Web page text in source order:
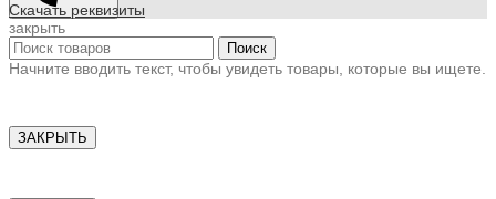
Скачать реквизиты
закрыть
Поиск
Начните вводить текст, чтобы увидеть товары, которые вы ищете.
ЗАКРЫТЬ